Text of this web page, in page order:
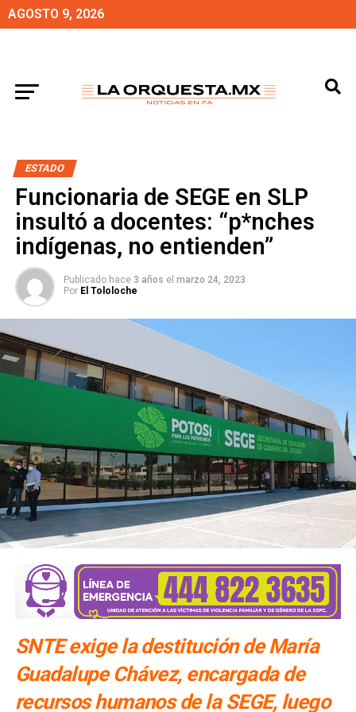
AGOSTO 9, 2026
ESTADO
Funcionaria de SEGE en SLP
insultó a docentes: “p*nches
indígenas, no entienden”
Publicado hace 3 años el marzo 24, 2023
Por El Tololoche
SNTE exige la destitución de María
Guadalupe Chávez, encargada de
recursos humanos de la SEGE, luego